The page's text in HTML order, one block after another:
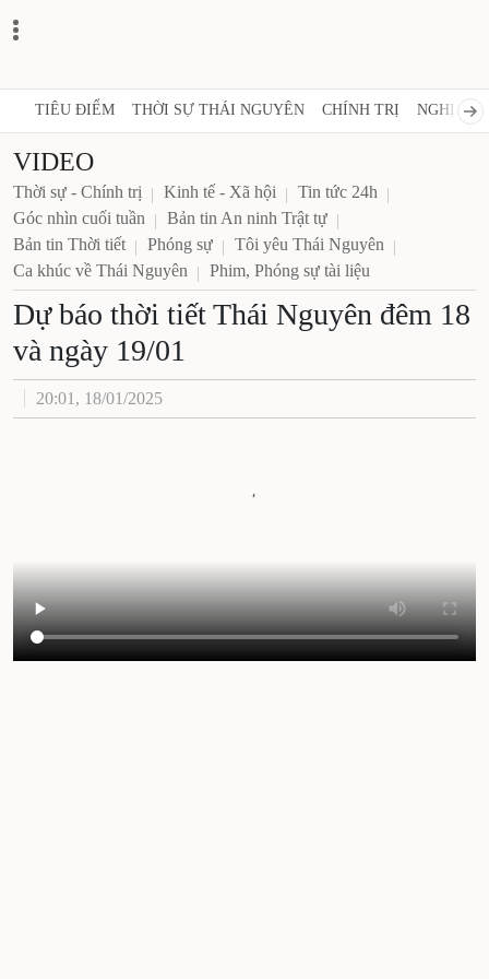
TIÊU ĐIỂM THỜI SỰ THÁI NGUYÊN CHÍNH TRỊ NGHỊ
VIDEO
Thời sự - Chính trị Kinh tế - Xã hội
Tin tức 24h
Góc nhìn cuối tuần
Bản tin An ninh Trật tự
Bản tin Thời tiết
Phóng sự
Tôi yêu Thái Nguyên
Ca khúc về Thái Nguyên
Phim, Phóng sự tài liệu
Dự báo thời tiết Thái Nguyên
đêm 18 và ngày 19/01
20:01, 18/01/2025